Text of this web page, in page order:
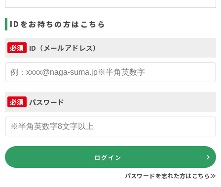
IDをお持ちの方はこちら
必須 ID（メールアドレス）
必須 パスワード
ログイン
パスワードを忘れた方はこちら≫